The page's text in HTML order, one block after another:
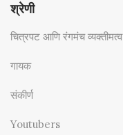
श्रेणी
चित्रपट आणि रंगमंच व्यक्तीमत्व
गायक
संकीर्ण
Youtubers